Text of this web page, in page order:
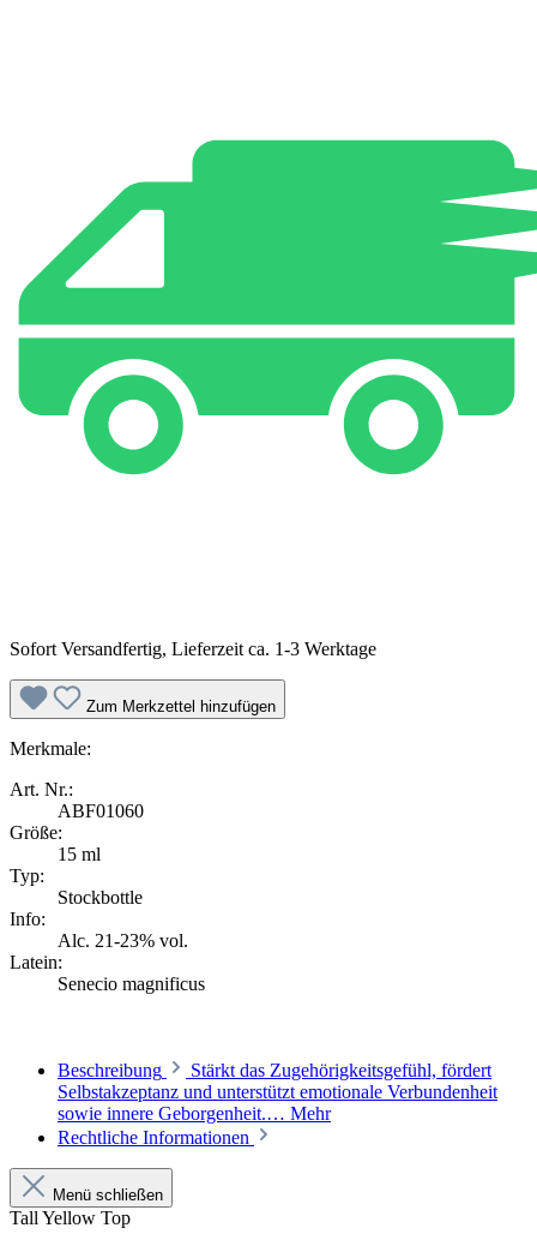
Sofort Versandfertig, Lieferzeit ca. 1-3 Werktage
Zum Merkzettel hinzufügen
Merkmale:
Art. Nr.:
ABF01060
Größe:
15 ml
Typ:
Stockbottle
Info:
Alc. 21-23% vol.
Latein:
Senecio magnificus
Beschreibung
Stärkt das Zugehörigkeitsgefühl, fördert
Selbstakzeptanz und unterstützt emotionale Verbundenheit
sowie innere Geborgenheit.… Mehr
Rechtliche Informationen
Menü schließen
Tall Yellow Top